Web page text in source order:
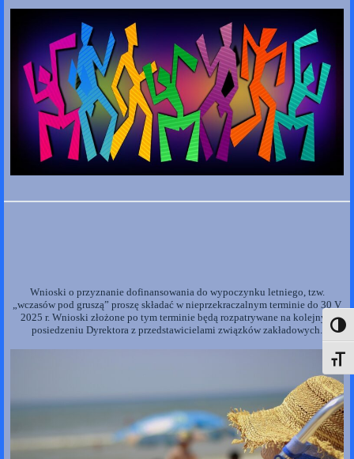
Wnioski o przyznanie dofinansowania do wypoczynku letniego, tzw.
„wczasów pod gruszą” proszę składać w nieprzekraczalnym terminie do 30 V
2025 r. Wnioski złożone po tym terminie będą rozpatrywane na kolejnym
posiedzeniu Dyrektora z przedstawicielami związków zakładowych.